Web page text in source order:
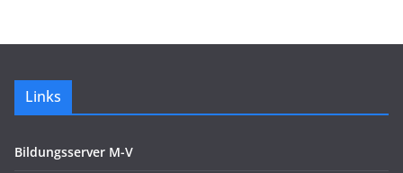
Links
Bildungsserver M-V